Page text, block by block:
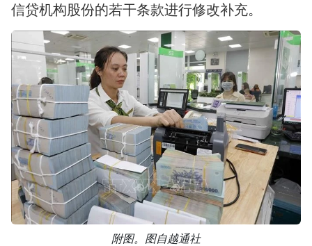
信贷机构股份的若干条款进行修改补充。
附图。图自越通社